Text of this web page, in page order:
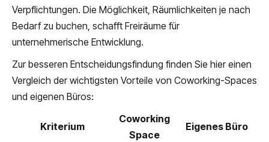
Verpflichtungen. Die Möglichkeit, Räumlichkeiten je nach
Bedarf zu buchen, schafft Freiräume für
unternehmerische Entwicklung.
Zur besseren Entscheidungsfindung finden Sie hier einen
Vergleich der wichtigsten Vorteile von Coworking-Spaces
und eigenen Büros:
Kriterium
Coworking
Space
Eigenes Büro